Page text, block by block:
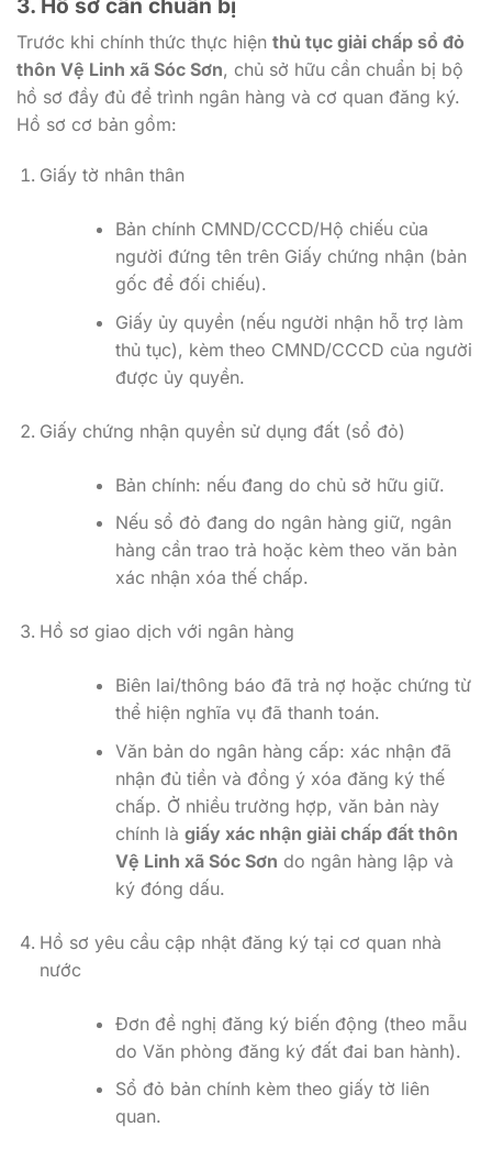
Trước khi chính thức thực hiện thủ tục giải chấp sổ đỏ
thôn Vệ Linh xã Sóc Sơn, chủ sở hữu cần chuẩn bị bộ
hồ sơ đầy đủ để trình ngân hàng và cơ quan đăng ký.
Hồ sơ cơ bản gồm:
Giấy tờ nhân thân
Bản chính CMND/CCCD/Hộ chiếu của
người đứng tên trên Giấy chứng nhận (bản
gốc để đối chiếu).
Giấy ủy quyền (nếu người nhận hỗ trợ làm
thủ tục), kèm theo CMND/CCCD của người
được ủy quyền.
Giấy chứng nhận quyền sử dụng đất (sổ đỏ)
Bản chính: nếu đang do chủ sở hữu giữ.
Nếu sổ đỏ đang do ngân hàng giữ, ngân
hàng cần trao trả hoặc kèm theo văn bản
xác nhận xóa thế chấp.
Hồ sơ giao dịch với ngân hàng
Biên lai/thông báo đã trả nợ hoặc chứng từ
thể hiện nghĩa vụ đã thanh toán.
Văn bản do ngân hàng cấp: xác nhận đã
nhận đủ tiền và đồng ý xóa đăng ký thế
chấp. Ở nhiều trường hợp, văn bản này
chính là giấy xác nhận giải chấp đất thôn
Vệ Linh xã Sóc Sơn do ngân hàng lập và
ký đóng dấu.
Hồ sơ yêu cầu cập nhật đăng ký tại cơ quan nhà
nước
Đơn đề nghị đăng ký biến động (theo mẫu
do Văn phòng đăng ký đất đai ban hành).
Sổ đỏ bản chính kèm theo giấy tờ liên
quan.